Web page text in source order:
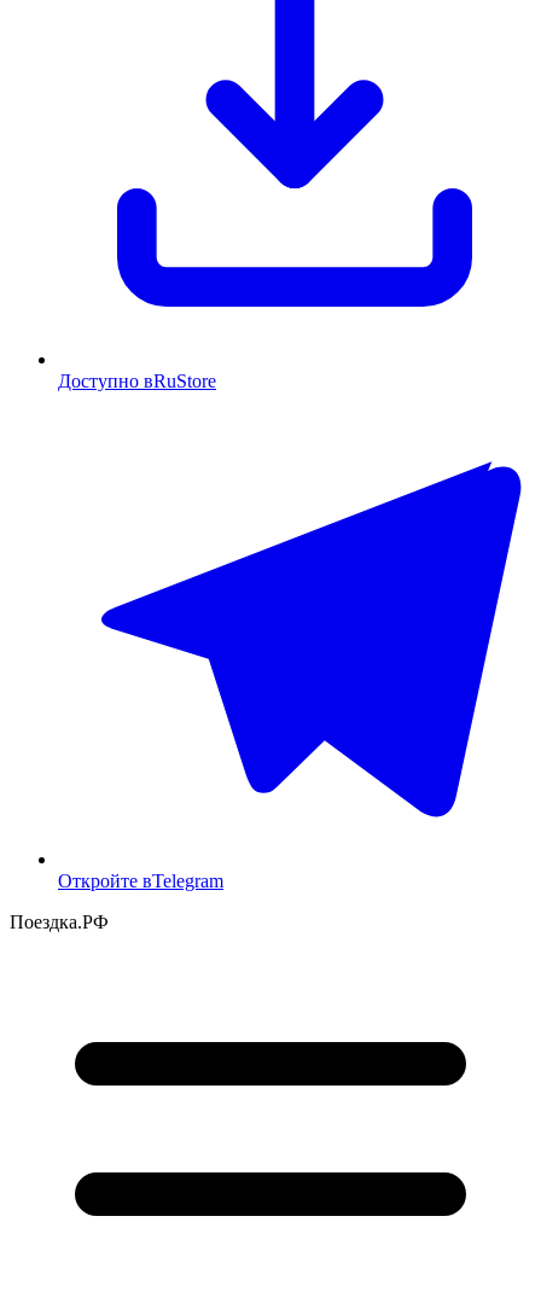
Доступно вRuStore
Откройте вTelegram
Поездка.РФ